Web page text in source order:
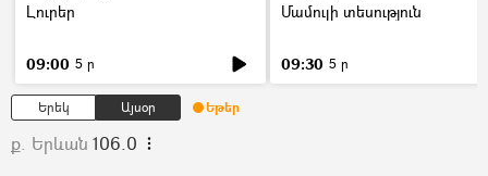
Լուրեր
09:00 5 ր
Մամուլի տեսություն
09:30 5 ր
Երեկ Այսօր Եթեր
ք. Երևան 106.0